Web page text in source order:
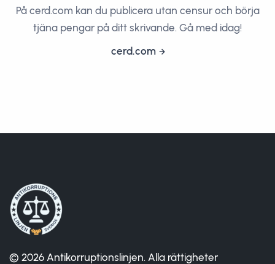
På cerd.com kan du publicera utan censur och börja
tjäna pengar på ditt skrivande. Gå med idag!
cerd.com
© 2026 Antikorruptionslinjen. Alla rättigheter